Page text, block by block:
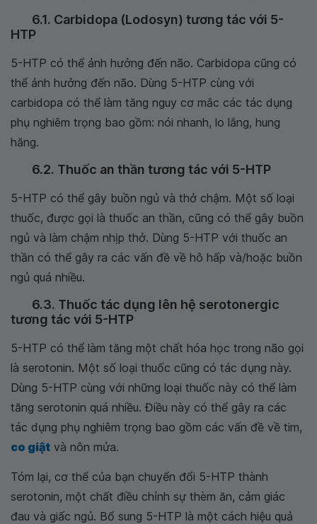
6.1. Carbidopa (Lodosyn) tương tác với 5-
HTP
5-HTP có thể ảnh hưởng đến não. Carbidopa cũng có
thể ảnh hưởng đến não. Dùng 5-HTP cùng với
carbidopa có thể làm tăng nguy cơ mắc các tác dụng
phụ nghiêm trọng bao gồm: nói nhanh, lo lắng, hung
hăng.
6.2. Thuốc an thần tương tác với 5-HTP
5-HTP có thể gây buồn ngủ và thở chậm. Một số loại
thuốc, được gọi là thuốc an thần, cũng có thể gây buồn
ngủ và làm chậm nhịp thở. Dùng 5-HTP với thuốc an
thần có thể gây ra các vấn đề về hô hấp và/hoặc buồn
ngủ quá nhiều.
6.3. Thuốc tác dụng lên hệ serotonergic
tương tác với 5-HTP
5-HTP có thể làm tăng một chất hóa học trong não gọi
là serotonin. Một số loại thuốc cũng có tác dụng này.
Dùng 5-HTP cùng với những loại thuốc này có thể làm
tăng serotonin quá nhiều. Điều này có thể gây ra các
tác dụng phụ nghiêm trọng bao gồm các vấn đề về tim,
co giật và nôn mửa.
Tóm lại, cơ thể của bạn chuyển đổi 5-HTP thành
serotonin, một chất điều chỉnh sự thèm ăn, cảm giác
đau và giấc ngủ. Bổ sung 5-HTP là một cách hiệu quả